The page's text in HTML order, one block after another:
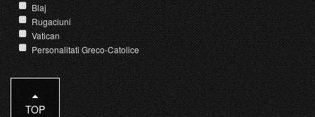
Blaj
Rugaciuni
Vatican
Personalitati Greco-Catolice
TOP